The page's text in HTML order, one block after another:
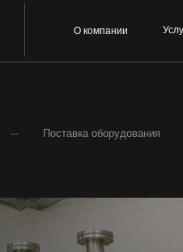
О компании Услуги